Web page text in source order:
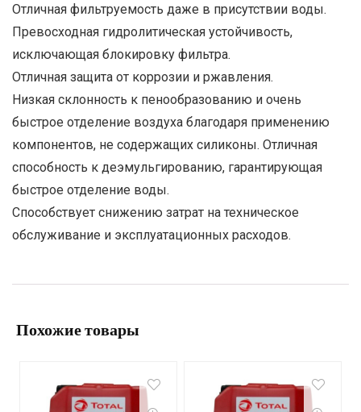
Отличная фильтруемость даже в присутствии воды.
Превосходная гидролитическая устойчивость,
исключающая блокировку фильтра.
Отличная защита от коррозии и ржавления.
Низкая склонность к пенообразованию и очень
быстрое отделение воздуха благодаря применению
компонентов, не содержащих силиконы. Отличная
способность к деэмульгированию, гарантирующая
быстрое отделение воды.
Способствует снижению затрат на техническое
обслуживание и эксплуатационных расходов.
Похожие товары